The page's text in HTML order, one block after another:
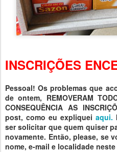
INSCRIÇÕES
Pessoal! Os problemas que
de ontem, REMOVERAM
CONSEQUÊNCIA AS
post, como eu expliquei aqui.
ser solicitar que quem quiser
novamente. Então, please, se
nome, e-mail e localidade